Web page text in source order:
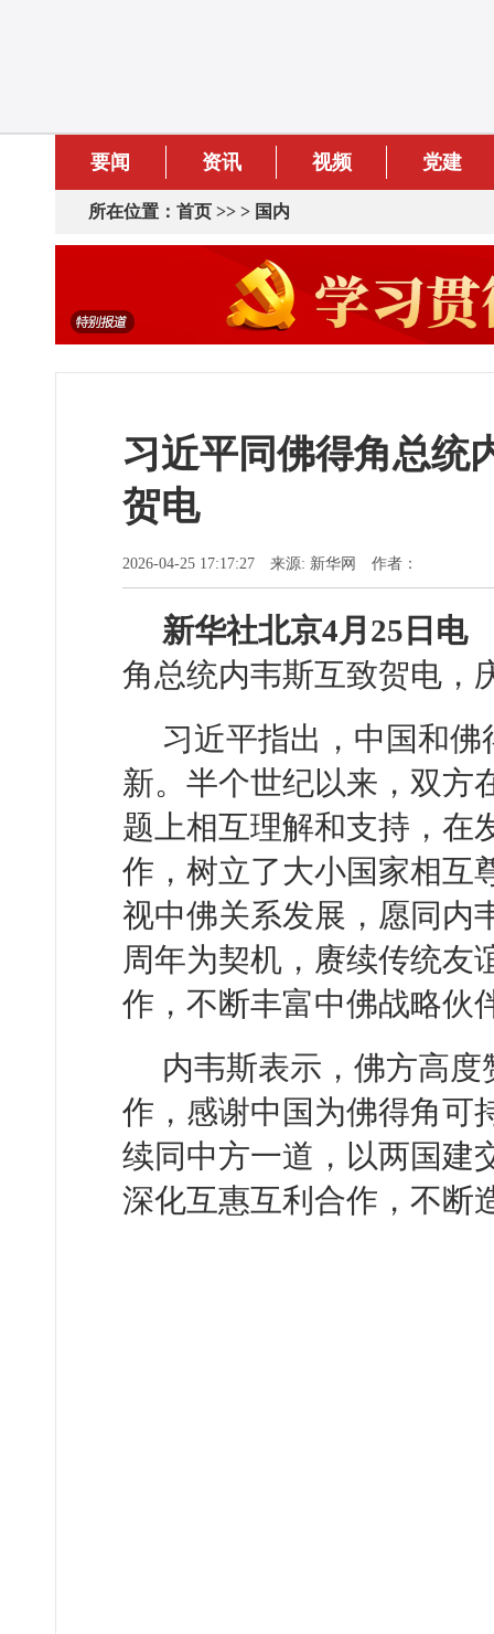
要闻 资讯 视频 党建
所在位置： 首页 >> > 国内
习近平同佛得角总统
贺电
2026-04-25 17:17:27 来源: 新华网 作者：
新华社北京4月25日
角总统内韦斯互致贺电，
习近平指出，中国和
新。半个世纪以来，双方
题上相互理解和支持，在
作，树立了大小国家相互
视中佛关系发展，愿同内
周年为契机，赓续传统友
作，不断丰富中佛战略伙
内韦斯表示，佛方高
作，感谢中国为佛得角可
续同中方一道，以两国建
深化互惠互利合作，不断